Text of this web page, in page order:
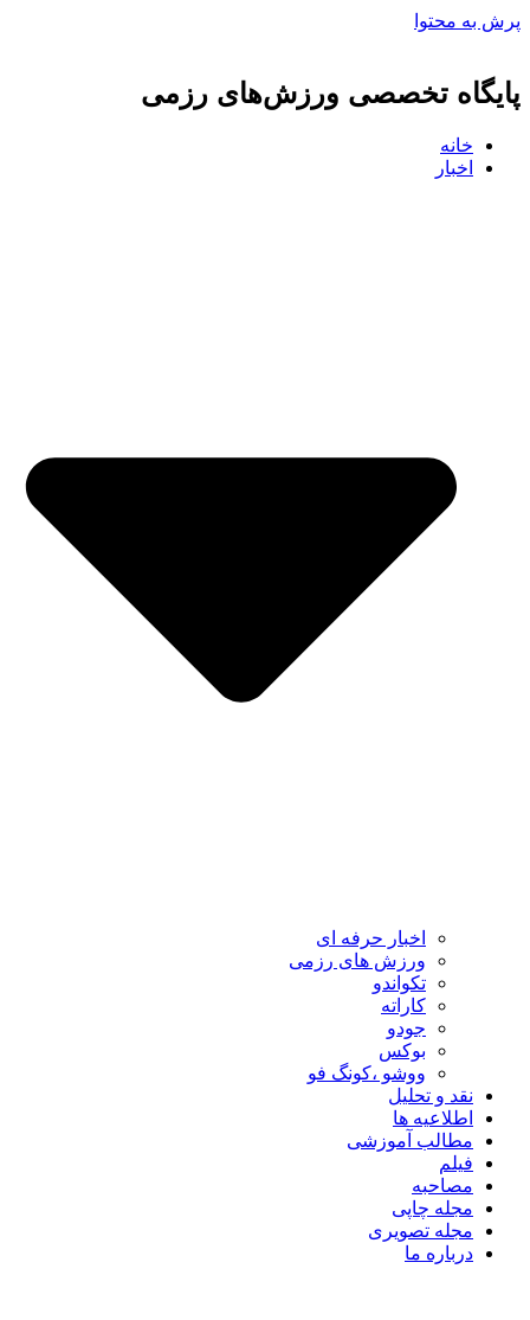
پرش به محتوا
پایگاه تخصصی ورزش‌های رزمی
خانه
اخبار
اخبار حرفه ای
ورزش های رزمی
تکواندو
کاراته
جودو
بوکس
ووشو ،کونگ فو
نقد و تحلیل
اطلاعیه ها
مطالب آموزشی
فیلم
مصاحبه
مجله چاپی
مجله تصویری
درباره ما